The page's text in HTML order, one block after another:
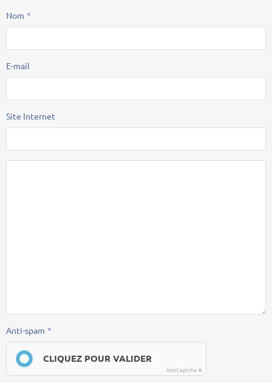
Nom
E-mail
Site Internet
Anti-spam
CLIQUEZ POUR VALIDER
IconCaptcha ©